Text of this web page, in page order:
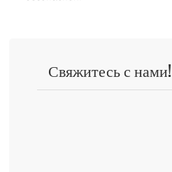
Свяжитесь с нами!